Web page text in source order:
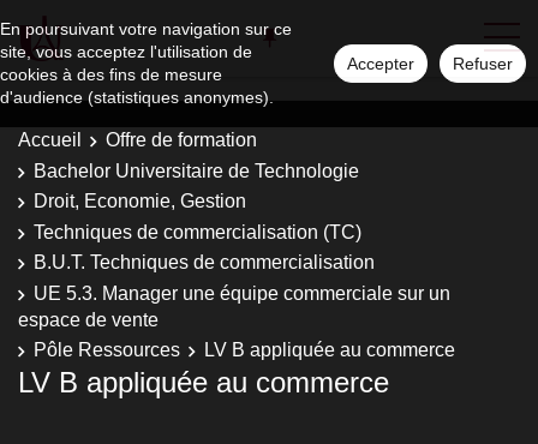
En poursuivant votre navigation sur ce
site, vous acceptez l'utilisation de
cookies à des fins de mesure
d'audience (statistiques anonymes).
Accepter Refuser
Accueil
Offre de formation
Bachelor Universitaire de Technologie
Droit, Economie, Gestion
Techniques de commercialisation (TC)
B.U.T. Techniques de commercialisation
UE 5.3. Manager une équipe commerciale sur un
espace de vente
Pôle Ressources
LV B appliquée au commerce
LV B appliquée au commerce